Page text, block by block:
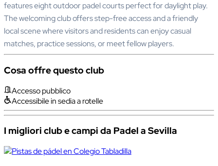
features eight outdoor padel courts perfect for daylight play.
The welcoming club offers step-free access and a friendly
local scene where visitors and residents can enjoy casual
matches, practice sessions, or meet fellow players.
Cosa offre questo club
Accesso pubblico
Accessibile in sedia a rotelle
I migliori club e campi da Padel a Sevilla